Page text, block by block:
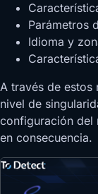
Parámetros
Idioma y
A través de estos
nivel de
configuración del
en consecuencia.